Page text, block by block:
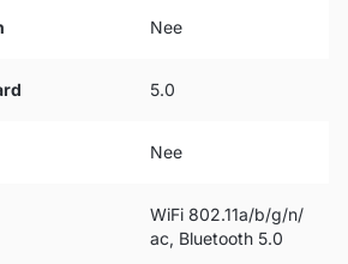
Nee
5.0
Nee
WiFi 802.11a/b/g/n/
ac, Bluetooth 5.0